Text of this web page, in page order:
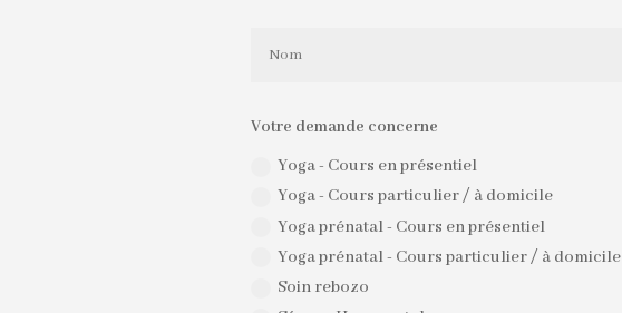
Votre demande concerne
Yoga - Cours en présentiel
Yoga - Cours particulier / à domicile
Yoga prénatal - Cours en présentiel
Yoga prénatal - Cours particulier / à domicile
Soin rebozo